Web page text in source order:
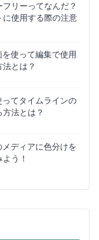
リーってなんだ？
使用する際の注意
使って編集で使用
とは？
てタイムラインの
法とは？
ディアに色分けを
う！